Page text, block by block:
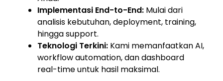
Implementasi End-to-End: Mulai dari
analisis kebutuhan, deployment, training,
hingga support.
Teknologi Terkini: Kami memanfaatkan AI,
workflow automation, dan dashboard
real-time untuk hasil maksimal.